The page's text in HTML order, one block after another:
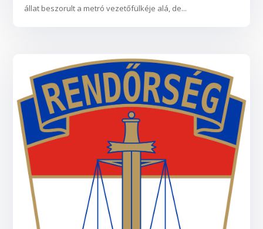
állat beszorult a metró vezetőfülkéje alá, de...